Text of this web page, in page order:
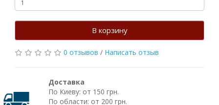
В корзину
0 отзывов / Написать отзыв
Доставка
По Киеву: от 150 грн.
По области: от 200 грн.